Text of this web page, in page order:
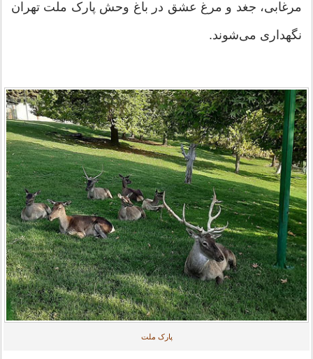
مرغابی، جغد و مرغ عشق در باغ وحش پارک ملت تهران
نگهداری می‌شوند.
پارک ملت